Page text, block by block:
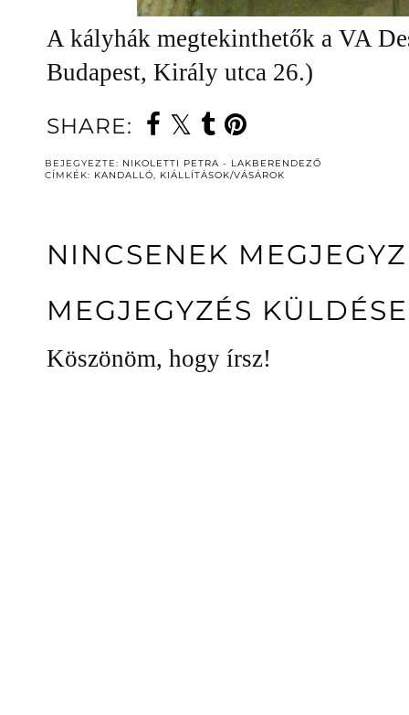
A kályhák megtekinthetők a VA
Budapest, Király utca 26.)
SHARE:
BEJEGYEZTE: NIKOLETTI PETRA - LAKBERENDEZŐ
CÍMKÉK: KANDALLÓ, KIÁLLÍTÁSOK/VÁSÁROK
NINCSENEK
MEGJEGYZÉS KÜLDÉSE
Köszönöm, hogy írsz!